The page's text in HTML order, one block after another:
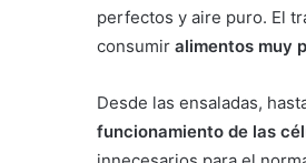
perfectos y aire puro. El
consumir alimentos muy
Desde las ensaladas,
funcionamiento de las